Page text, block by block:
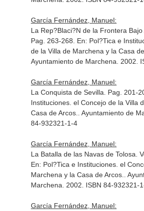
García Fernández, Manuel:
La Rep?Blaci?N de la Frontera Bajo
Pag. 263-268. En: Pol?Tica e
de la Villa de Marchena y la Casa de
Ayuntamiento de Marchena. 2002.
García Fernández, Manuel:
La Conquista de Sevilla. Pag. 201-
Instituciones. el Concejo de la Villa
Casa de Arcos.
. Ayuntamiento de
84-932321-1-4
García Fernández, Manuel:
La Batalla de las Navas de Tolosa.
En: Pol?Tica e Instituciones. el
Marchena y la Casa de Arcos.
.
Marchena. 2002. ISBN 84-932321-
García Fernández, Manuel: